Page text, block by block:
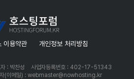
이용약관 개인정보 처리방침
: 박찬성
사업자등록번호 : 402-17-51343
자(이메일) : webmaster@nowhosting.kr